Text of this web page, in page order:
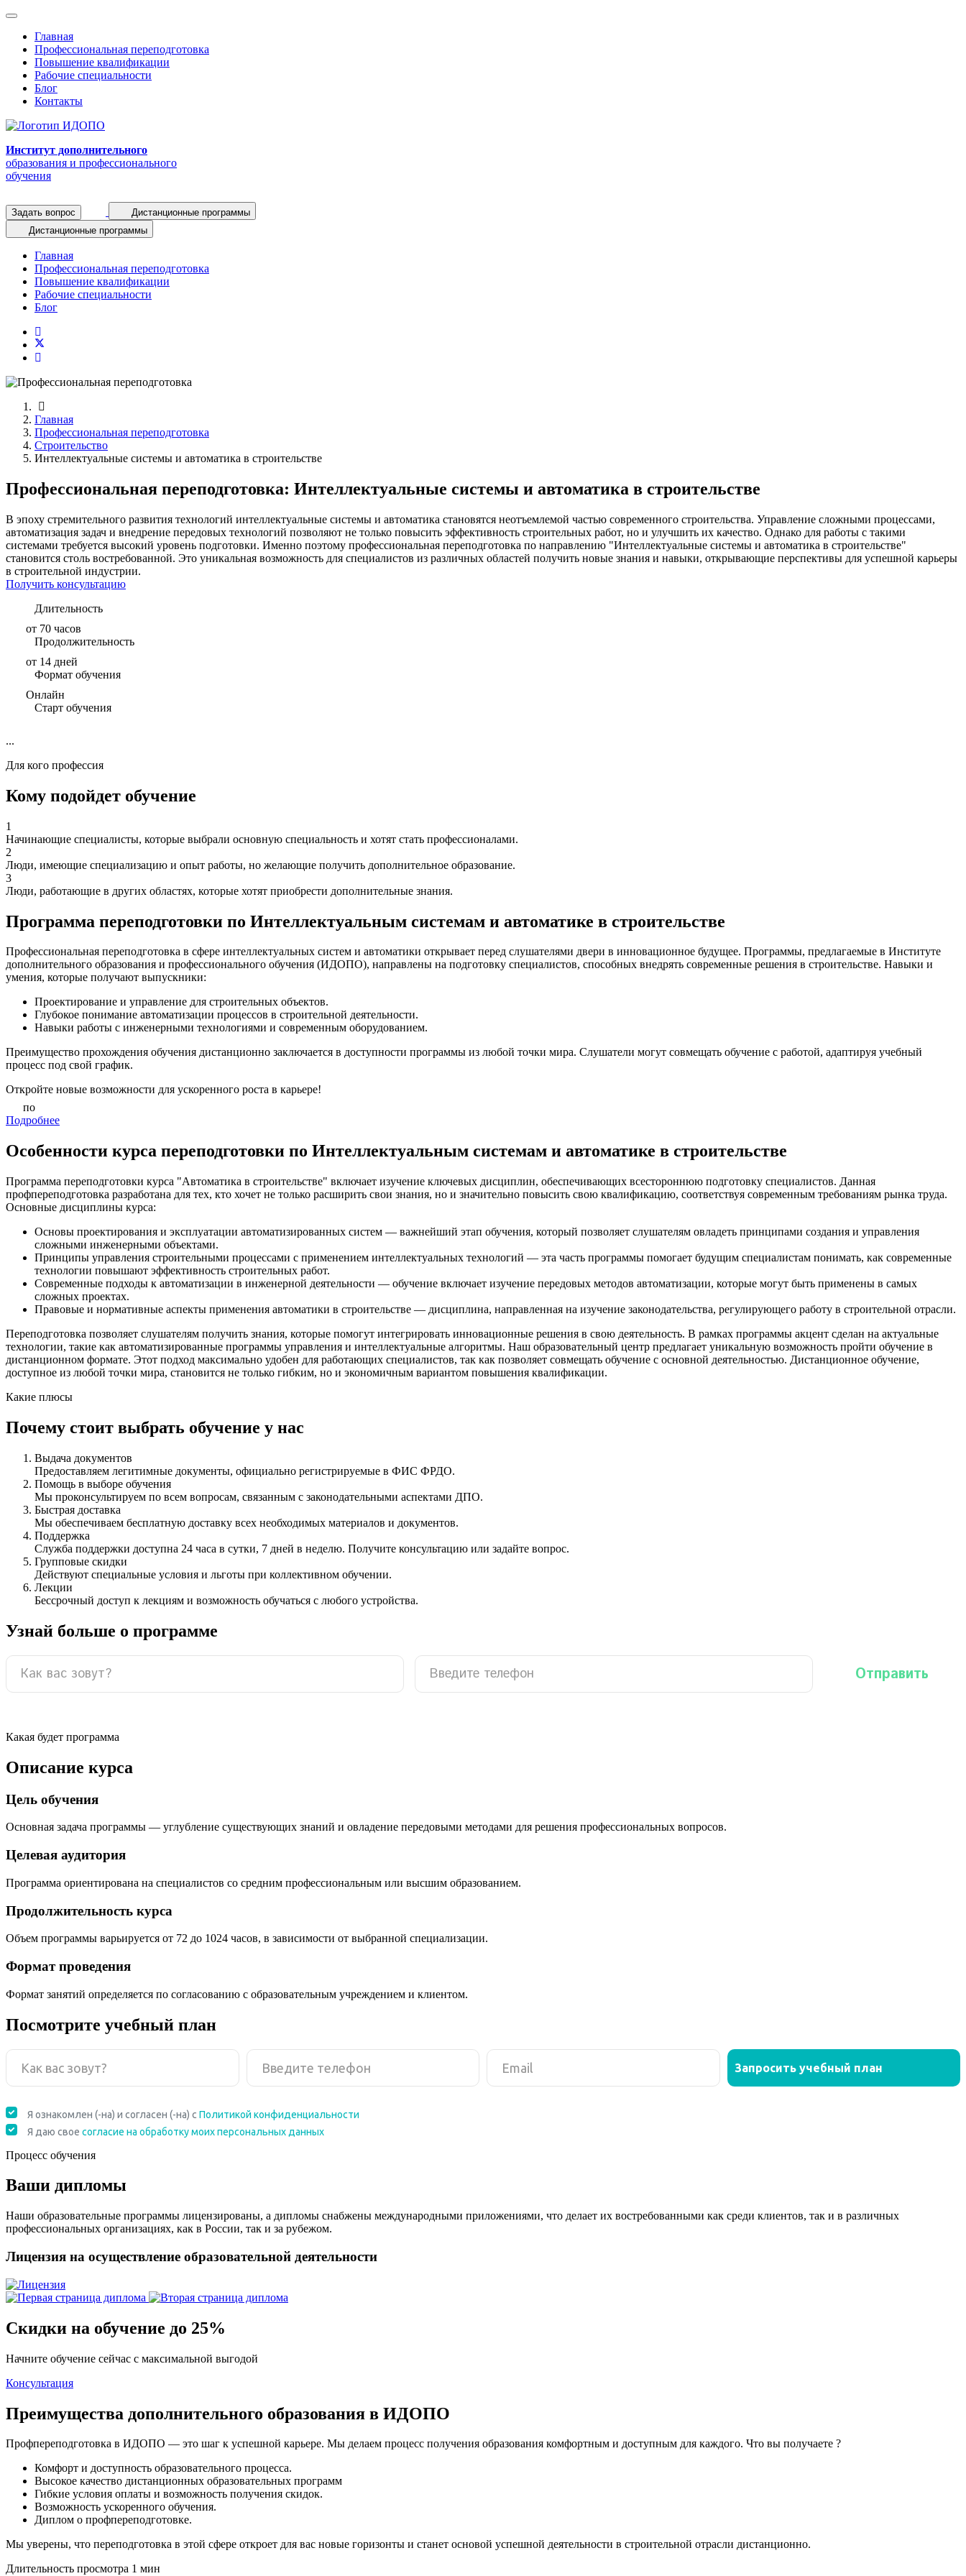
Главная
Профессиональная переподготовка
Повышение квалификации
Рабочие специальности
Блог
Контакты
Институт дополнительного
образования и профессионального
обучения
Задать вопрос
Дистанционные программы
Дистанционные программы
Главная
Профессиональная переподготовка
Повышение квалификации
Рабочие специальности
Блог
Главная
Профессиональная переподготовка
Строительство
Интеллектуальные системы и автоматика в строительстве
Профессиональная переподготовка: Интеллектуальные системы и автоматика в строительстве
В эпоху стремительного развития технологий интеллектуальные системы и автоматика становятся неотъемлемой частью современного строительства. Управление сложными процессами,
автоматизация задач и внедрение передовых технологий позволяют не только повысить эффективность строительных работ, но и улучшить их качество. Однако для работы с такими
системами требуется высокий уровень подготовки. Именно поэтому профессиональная переподготовка по направлению "Интеллектуальные системы и автоматика в строительстве"
становится столь востребованной. Это уникальная возможность для специалистов из различных областей получить новые знания и навыки, открывающие перспективы для успешной карьеры
в строительной индустрии.
Получить консультацию
Длительность
от 70 часов
Продолжительность
от 14 дней
Формат обучения
Онлайн
Старт обучения
...
Для кого профессия
Кому подойдет обучение
1
Начинающие специалисты, которые выбрали основную специальность и хотят стать профессионалами.
2
Люди, имеющие специализацию и опыт работы, но желающие получить дополнительное образование.
3
Люди, работающие в других областях, которые хотят приобрести дополнительные знания.
Программа переподготовки по Интеллектуальным системам и автоматике в строительстве
Профессиональная переподготовка в сфере интеллектуальных систем и автоматики открывает перед слушателями двери в инновационное будущее. Программы, предлагаемые в Институте
дополнительного образования и профессионального обучения (ИДОПО), направлены на подготовку специалистов, способных внедрять современные решения в строительстве. Навыки и
умения, которые получают выпускники:
Проектирование и управление для строительных объектов.
Глубокое понимание автоматизации процессов в строительной деятельности.
Навыки работы с инженерными технологиями и современным оборудованием.
Преимущество прохождения обучения дистанционно заключается в доступности программы из любой точки мира. Слушатели могут совмещать обучение с работой, адаптируя учебный
процесс под свой график.
Откройте новые возможности для ускоренного роста в карьере!
по
Подробнее
Особенности курса переподготовки по Интеллектуальным системам и автоматике в строительстве
Программа переподготовки курса "Автоматика в строительстве" включает изучение ключевых дисциплин, обеспечивающих всестороннюю подготовку специалистов. Данная
профпереподготовка разработана для тех, кто хочет не только расширить свои знания, но и значительно повысить свою квалификацию, соответствуя современным требованиям рынка труда.
Основные дисциплины курса:
Основы проектирования и эксплуатации автоматизированных систем — важнейший этап обучения, который позволяет слушателям овладеть принципами создания и управления
сложными инженерными объектами.
Принципы управления строительными процессами с применением интеллектуальных технологий — эта часть программы помогает будущим специалистам понимать, как современные
технологии повышают эффективность строительных работ.
Современные подходы к автоматизации в инженерной деятельности — обучение включает изучение передовых методов автоматизации, которые могут быть применены в самых
сложных проектах.
Правовые и нормативные аспекты применения автоматики в строительстве — дисциплина, направленная на изучение законодательства, регулирующего работу в строительной отрасли.
Переподготовка позволяет слушателям получить знания, которые помогут интегрировать инновационные решения в свою деятельность. В рамках программы акцент сделан на актуальные
технологии, такие как автоматизированные программы управления и интеллектуальные алгоритмы. Наш образовательный центр предлагает уникальную возможность пройти обучение в
дистанционном формате. Этот подход максимально удобен для работающих специалистов, так как позволяет совмещать обучение с основной деятельностью. Дистанционное обучение,
доступное из любой точки мира, становится не только гибким, но и экономичным вариантом повышения квалификации.
Какие плюсы
Почему стоит выбрать обучение у нас
Выдача документов
Предоставляем легитимные документы, официально регистрируемые в ФИС ФРДО.
Помощь в выборе обучения
Мы проконсультируем по всем вопросам, связанным с законодательными аспектами ДПО.
Быстрая доставка
Мы обеспечиваем бесплатную доставку всех необходимых материалов и документов.
Поддержка
Служба поддержки доступна 24 часа в сутки, 7 дней в неделю. Получите консультацию или задайте вопрос.
Групповые скидки
Действуют специальные условия и льготы при коллективном обучении.
Лекции
Бессрочный доступ к лекциям и возможность обучаться с любого устройства.
Узнай больше о программе
Какая будет программа
Описание курса
Цель обучения
Основная задача программы — углубление существующих знаний и овладение передовыми методами для решения профессиональных вопросов.
Целевая аудитория
Программа ориентирована на специалистов со средним профессиональным или высшим образованием.
Продолжительность курса
Объем программы варьируется от 72 до 1024 часов, в зависимости от выбранной специализации.
Формат проведения
Формат занятий определяется по согласованию с образовательным учреждением и клиентом.
Посмотрите учебный план
Процесс обучения
Ваши дипломы
Наши образовательные программы лицензированы, а дипломы снабжены международными приложениями, что делает их востребованными как среди клиентов, так и в различных
профессиональных организациях, как в России, так и за рубежом.
Лицензия на осуществление образовательной деятельности
Скидки на обучение до 25%
Начните обучение сейчас с максимальной выгодой
Консультация
Преимущества дополнительного образования в ИДОПО
Профпереподготовка в ИДОПО — это шаг к успешной карьере. Мы делаем процесс получения образования комфортным и доступным для каждого. Что вы получаете ?
Комфорт и доступность образовательного процесса.
Высокое качество дистанционных образовательных программ
Гибкие условия оплаты и возможность получения скидок.
Возможность ускоренного обучения.
Диплом о профпереподготовке.
Мы уверены, что переподготовка в этой сфере откроет для вас новые горизонты и станет основой успешной деятельности в строительной отрасли дистанционно.
Длительность просмотра 1 мин